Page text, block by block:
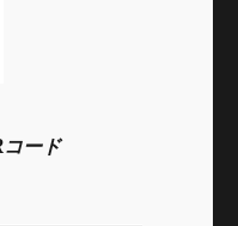
ード